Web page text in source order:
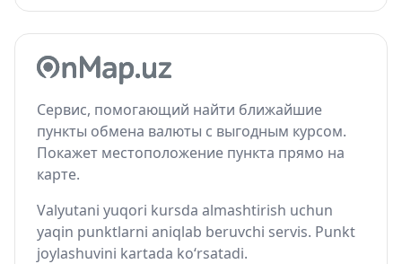
Сервис, помогающий найти ближайшие
пункты обмена валюты с выгодным курсом.
Покажет местоположение пункта прямо на
карте.
Valyutani yuqori kursda almashtirish uchun
yaqin punktlarni aniqlab beruvchi servis. Punkt
joylashuvini kartada ko‘rsatadi.